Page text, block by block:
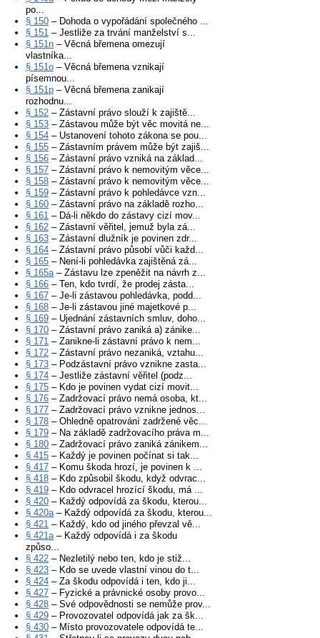
po...
§ 150 – Dohoda o vypořádání společného ...
§ 151 – Jestliže za trvání manželství s...
§ 151n – Věcná břemena omezují
vlastníka...
§ 151o – Věcná břemena vznikají
písemnou...
§ 151p – Věcná břemena zanikají
rozhodnu...
§ 152 – Zástavní právo slouží k zajiště...
§ 153 – Zástavou může být věc movitá ne...
§ 154 – Ustanovení tohoto zákona se pou...
§ 155 – Zástavním právem může být zajiš...
§ 156 – Zástavní právo vzniká na základ...
§ 157 – Zástavní právo k nemovitým věce...
§ 158 – Zástavní právo k nemovitým věce...
§ 159 – Zástavní právo k pohledávce vzn...
§ 160 – Zástavní právo na základě rozho...
§ 161 – Dá-li někdo do zástavy cizí mov...
§ 162 – Zástavní věřitel, jemuž byla zá...
§ 163 – Zástavní dlužník je povinen zdr...
§ 164 – Zástavní právo působí vůči každ...
§ 165 – Není-li pohledávka zajištěná zá...
§ 165a– Zástavu lze zpeněžit na návrh z...
§ 166 – Ten, kdo tvrdí, že prodej zásta...
§ 167 – Je-li zástavou pohledávka, podd...
§ 168 – Je-li zástavou jiné majetkové p...
§ 169 – Ujednání zástavních smluv, doho...
§ 170 – Zástavní právo zaniká a) zánike...
§ 171 – Zanikne-li zástavní právo k nem...
§ 172 – Zástavní právo nezaniká, vztahu...
§ 173 – Podzástavní právo vznikne zasta...
§ 174 – Jestliže zástavní věřitel (podz...
§ 175 – Kdo je povinen vydat cizí movit...
§ 176 – Zadržovací právo nemá osoba, kt...
§ 177 – Zadržovací právo vznikne jednos...
§ 178 – Ohledně opatrování zadržené věc...
§ 179 – Na základě zadržovacího práva m...
§ 180 – Zadržovací právo zaniká zánikem...
§ 415 – Každý je povinen počínat si tak...
§ 417 – Komu škoda hrozí, je povinen k ...
§ 418 – Kdo způsobil škodu, když odvrac...
§ 419 – Kdo odvracel hrozící škodu, má ...
§ 420 – Každý odpovídá za škodu, kterou...
§ 420a– Každý odpovídá za škodu, kterou...
§ 421 – Každý, kdo od jiného převzal vě...
§ 421a– Každý odpovídá i za škodu
způso...
§ 422 – Nezletilý nebo ten, kdo je stiž...
§ 423 – Kdo se uvede vlastní vinou do t...
§ 424 – Za škodu odpovídá i ten, kdo ji...
§ 427 – Fyzické a právnické osoby provo...
§ 428 – Své odpovědnosti se nemůže prov...
§ 429 – Provozovatel odpovídá jak za šk...
§ 430 – Místo provozovatele odpovídá te...